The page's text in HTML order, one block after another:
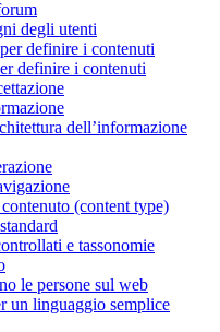
degli utenti
definire i contenuti
definire i contenuti
dell’informazione
(content type)
e tassonomie
le persone sul web
un linguaggio semplice